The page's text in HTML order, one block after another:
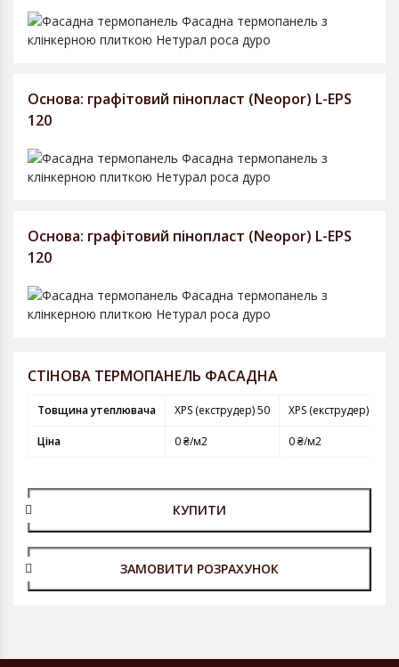
Основа: графітовий пінопласт (Neopor) L-EPS
120
Основа: графітовий пінопласт (Neopor) L-EPS
120
СТІНОВА ТЕРМОПАНЕЛЬ ФАСАДНА
Товщина утеплювача XPS (екструдер) 50 XPS (екструдер) 80
Ціна 0 ₴/м2 0 ₴/м2
КУПИТИ
ЗАМОВИТИ РОЗРАХУНОК